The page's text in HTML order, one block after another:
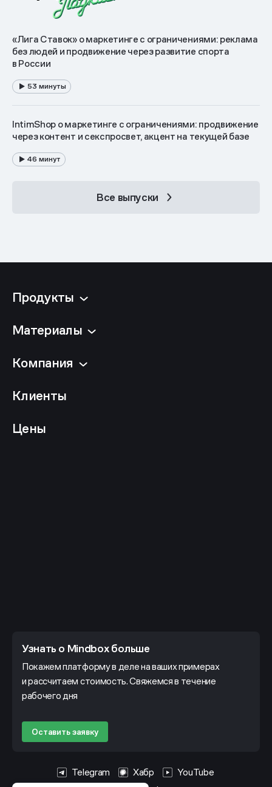
«Лига Ставок» о маркетинге с ограничениями: реклама
без людей и продвижение через развитие спорта
в России
53 минуты
IntimShop о маркетинге с ограничениями: продвижение
через контент и секспросвет, акцент на текущей базе
46 минут
Все выпуски
Продукты
Материалы
Компания
Клиенты
Цены
Узнать о Mindbox больше
Покажем платформу в деле на ваших примерах
и рассчитаем стоимость. Свяжемся в течение
рабочего дня
Оставить заявку
Telegram Хабр
YouTube